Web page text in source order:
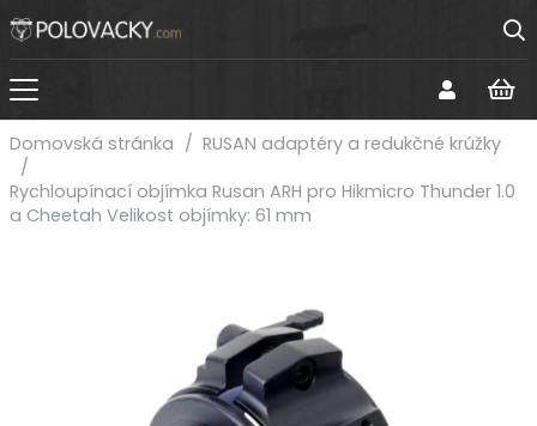
Domovská stránka / RUSAN adaptéry a redukčné krúžky
/
Rychloupínací objímka Rusan ARH pro Hikmicro Thunder 1.0
a Cheetah Velikost objímky: 61 mm